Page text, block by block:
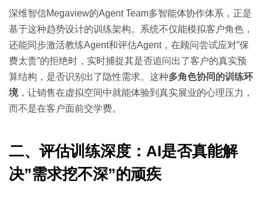
深维智信Megaview的Agent Team多智能体协作体系，正是
基于这种趋势设计的训练架构。系统不仅能模拟客户角色，
还能同步激活教练Agent和评估Agent，在顾问尝试应对”保
费太贵”的拒绝时，实时捕捉其是否追问出了客户的真实预
算结构，是否识别出了隐性需求。这种多角色协同的训练环
境，让销售在虚拟空间中就能体验到真实展业的心理压力，
而不是在客户面前交学费。
二、评估训练深度：AI是否真能解
决”需求挖不深”的顽疾